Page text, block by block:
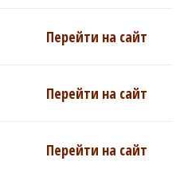
Перейти на сайт
Перейти на сайт
Перейти на сайт